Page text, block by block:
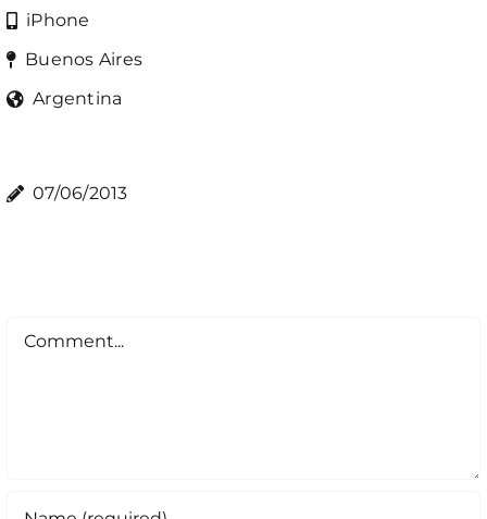
iPhone
Buenos Aires
Argentina
07/06/2013
Comment